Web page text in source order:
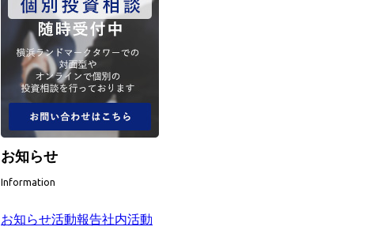
お知らせ
Information